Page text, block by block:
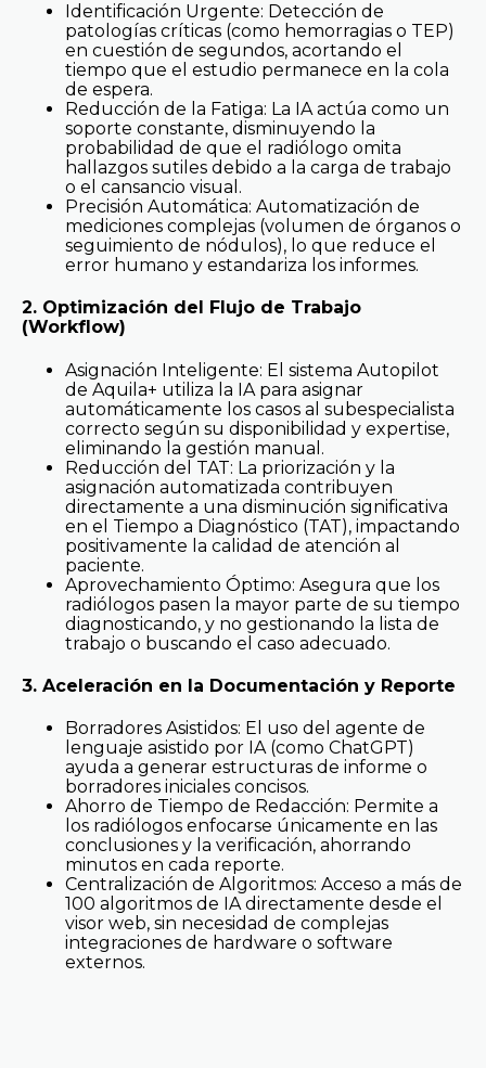
Identificación Urgente: Detección de
patologías críticas (como hemorragias o TEP)
en cuestión de segundos, acortando el
tiempo que el estudio permanece en la cola
de espera.
Reducción de la Fatiga: La IA actúa como un
soporte constante, disminuyendo la
probabilidad de que el radiólogo omita
hallazgos sutiles debido a la carga de trabajo
o el cansancio visual.
Precisión Automática: Automatización de
mediciones complejas (volumen de órganos o
seguimiento de nódulos), lo que reduce el
error humano y estandariza los informes.
2. Optimización del Flujo de Trabajo
(Workflow)
Asignación Inteligente: El sistema Autopilot
de Aquila+ utiliza la IA para asignar
automáticamente los casos al subespecialista
correcto según su disponibilidad y expertise,
eliminando la gestión manual.
Reducción del TAT: La priorización y la
asignación automatizada contribuyen
directamente a una disminución significativa
en el Tiempo a Diagnóstico (TAT), impactando
positivamente la calidad de atención al
paciente.
Aprovechamiento Óptimo: Asegura que los
radiólogos pasen la mayor parte de su tiempo
diagnosticando, y no gestionando la lista de
trabajo o buscando el caso adecuado.
3. Aceleración en la Documentación y Reporte
Borradores Asistidos: El uso del agente de
lenguaje asistido por IA (como ChatGPT)
ayuda a generar estructuras de informe o
borradores iniciales concisos.
Ahorro de Tiempo de Redacción: Permite a
los radiólogos enfocarse únicamente en las
conclusiones y la verificación, ahorrando
minutos en cada reporte.
Centralización de Algoritmos: Acceso a más de
100 algoritmos de IA directamente desde el
visor web, sin necesidad de complejas
integraciones de hardware o software
externos.